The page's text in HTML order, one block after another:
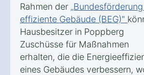
Rahmen der
effiziente Gebäude (BEG)"
Hausbesitzer in Poppberg
Zuschüsse für Maßnahmen
erhalten, die die
eines Gebäudes verbessern,